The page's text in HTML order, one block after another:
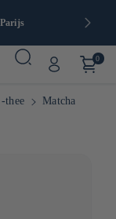
0
thee
Matcha